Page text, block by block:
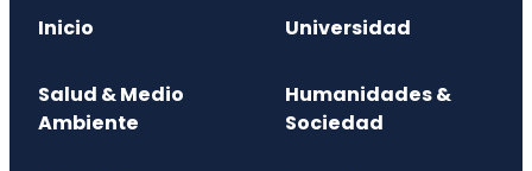
Inicio Universidad
Salud & Medio
Ambiente
Humanidades &
Sociedad